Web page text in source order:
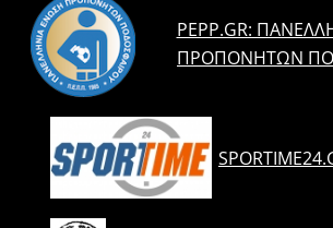
PEPP.GR:
ΠΡΟΠΟΝΗΤΏΝ